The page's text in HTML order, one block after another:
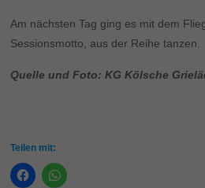
Am nächsten Tag ging es mit dem
Sessionsmotto, aus der Reihe tanzen.
Quelle und Foto: KG Kölsche
Teilen mit: